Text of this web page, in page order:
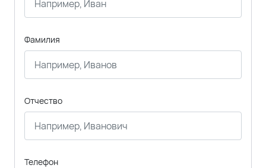
Фамилия
Отчество
Телефон